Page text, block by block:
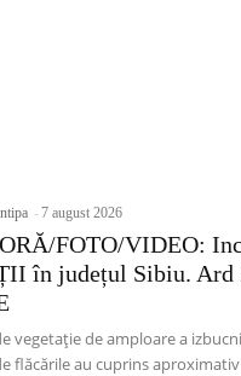
-7 august 2026
FOTO/VIDEO:
în județul Sibiu. Ard
vegetație de amploare a
flăcările au cuprins aproximativ